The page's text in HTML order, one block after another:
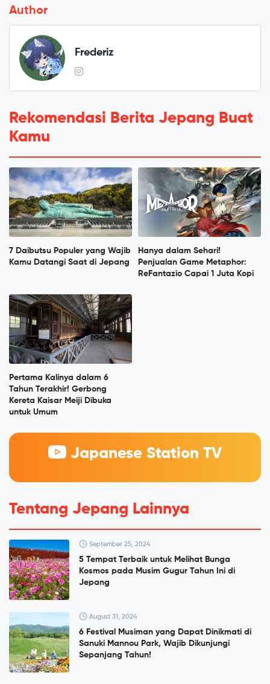
Author
Frederiz
Rekomendasi Berita Jepang Buat
Kamu
7 Daibutsu Populer yang Wajib
Kamu Datangi Saat di Jepang
Hanya dalam Sehari!
Penjualan Game Metaphor:
ReFantazio Capai 1 Juta Kopi
Pertama Kalinya dalam 6
Tahun Terakhir! Gerbong
Kereta Kaisar Meiji Dibuka
untuk Umum
Japanese Station TV
Tentang Jepang Lainnya
September 25, 2024
5 Tempat Terbaik untuk Melihat Bunga
Kosmos pada Musim Gugur Tahun Ini di
Jepang
August 31, 2024
6 Festival Musiman yang Dapat Dinikmati di
Sanuki Mannou Park, Wajib Dikunjungi
Sepanjang Tahun!